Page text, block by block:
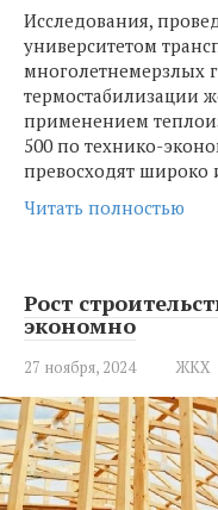
Исследования,
университетом
многолетнемерзлых
термостабилизации
применением
500 по технико-
превосходят широко
Читать полностью
Рост
экономно
27 ноября, 2024 ЖКХ